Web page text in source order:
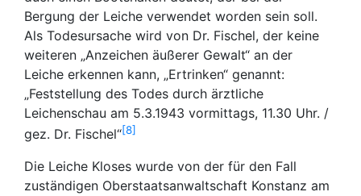
Bergung der Leiche verwendet worden sein soll.
Als Todesursache wird von Dr. Fischel, der keine
weiteren „Anzeichen äußerer Gewalt“ an der
Leiche erkennen kann, „Ertrinken“ genannt:
„Feststellung des Todes durch ärztliche
Leichenschau am 5.3.1943 vormittags, 11.30 Uhr. /
gez. Dr. Fischel“ 8
Die Leiche Kloses wurde von der für den Fall
zuständigen Oberstaatsanwaltschaft Konstanz am